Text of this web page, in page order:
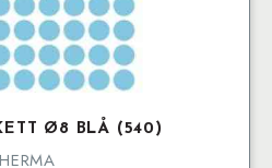
Ø8 BLÅ (540)
HERMA